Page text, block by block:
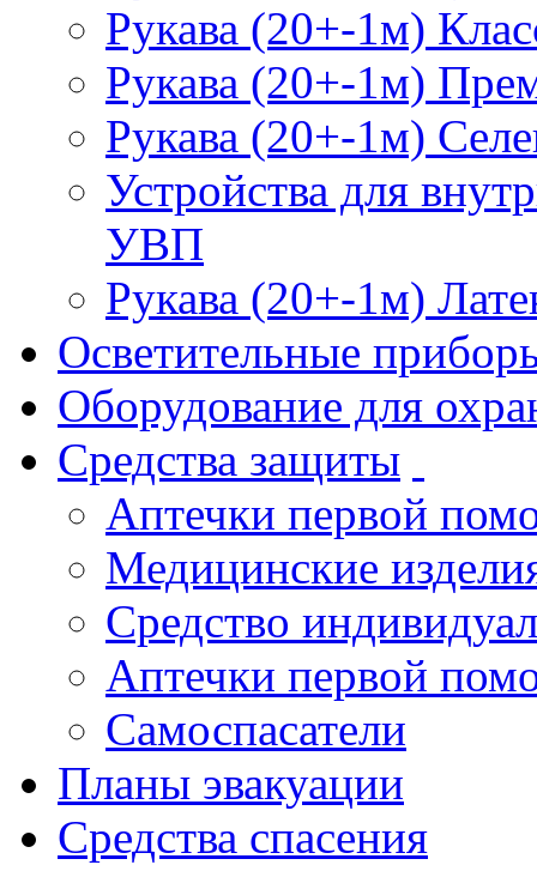
Рукава (20+-1м)
Рукава (20+-1м)
Рукава (20+-1м)
Устройства для
УВП
Рукава (20+-1м)
Осветительные
Оборудование для
Средства защиты
Аптечки первой
Медицинские
Средство
Аптечки первой
Самоспасатели
Планы эвакуации
Средства спасения